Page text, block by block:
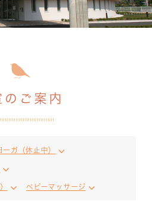
のご案内
ーガ（休止中）
ベビーマッサージ